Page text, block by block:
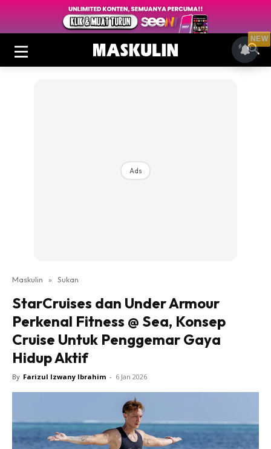
Ads
Maskulin » Sukan
StarCruises dan Under Armour
Perkenal Fitness @ Sea, Konsep
Cruise Untuk Penggemar Gaya
Hidup Aktif
By Farizul Izwany Ibrahim - 6 Jan 2026
NEW